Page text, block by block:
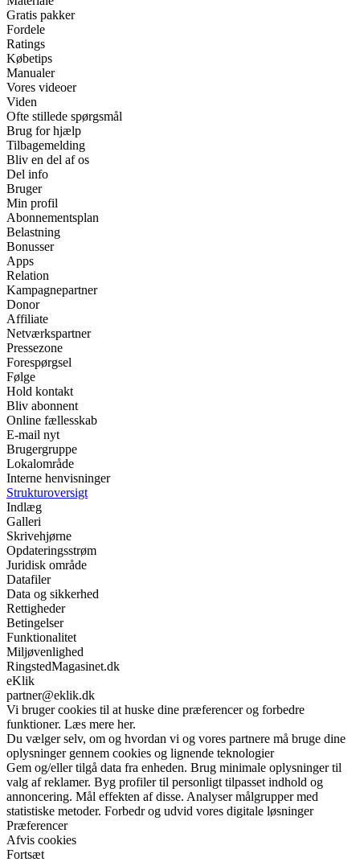
Gratis pakker
Fordele
Ratings
Købetips
Manualer
Vores videoer
Viden
Ofte stillede spørgsmål
Brug for hjælp
Tilbagemelding
Bliv en del af os
Del info
Bruger
Min profil
Abonnementsplan
Belastning
Bonusser
Apps
Relation
Kampagnepartner
Donor
Affiliate
Netværkspartner
Pressezone
Forespørgsel
Følge
Hold kontakt
Bliv abonnent
Online fællesskab
E-mail nyt
Brugergruppe
Lokalområde
Interne henvisninger
Strukturoversigt
Indlæg
Galleri
Skrivehjørne
Opdateringsstrøm
Juridisk område
Datafiler
Data og sikkerhed
Rettigheder
Betingelser
Funktionalitet
Miljøvenlighed
RingstedMagasinet.dk
eKlik
partner@eklik.dk
Vi bruger cookies til at huske dine præferencer og forbedre
funktioner. Læs mere her.
Du vælger selv, om og hvordan vi og vores partnere må bruge dine
oplysninger gennem cookies og lignende teknologier
Gem og/eller tilgå data fra enheden. Brug minimale oplysninger til
valg af reklamer. Byg profiler til personligt tilpasset indhold og
annoncering. Mål effekten af disse. Analyser målgrupper med
statistiske metoder. Forbedr og udvid vores digitale løsninger
Præferencer
Afvis cookies
Fortsæt